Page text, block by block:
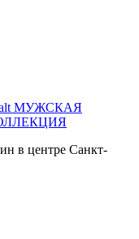
МУЖСКАЯ
в центре Санкт-